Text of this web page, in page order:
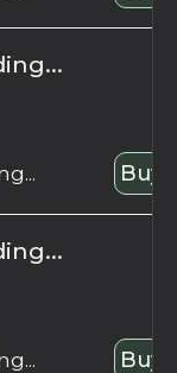
Buy
Buy